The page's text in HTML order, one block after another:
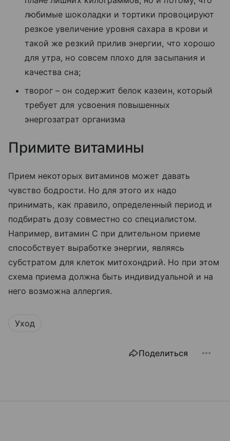
любимые шоколадки и тортики провоцируют
резкое увеличение уровня сахара в крови и
такой же резкий прилив энергии, что хорошо
для утра, но совсем плохо для засыпания и
качества сна;
творог – он содержит белок казеин, который
требует для усвоения повышенных
энергозатрат организма
Примите витамины
Прием некоторых витаминов может давать
чувство бодрости. Но для этого их надо
принимать, как правило, определенный период и
подбирать дозу совместно со специалистом.
Например, витамин С при длительном приеме
способствует выработке энергии, являясь
субстратом для клеток митохондрий. Но при этом
схема приема должна быть индивидуальной и на
него возможна аллергия.
Уход
Поделиться